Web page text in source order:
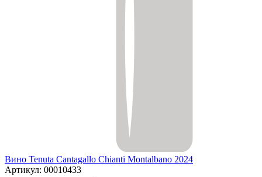
Вино Tenuta Cantagallo Chianti Montalbano 2024
Артикул: 00010433